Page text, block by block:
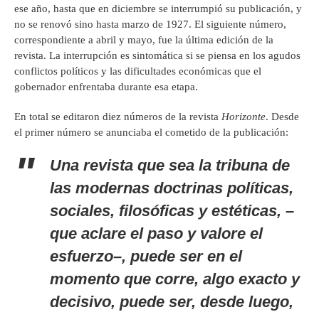
ese año, hasta que en diciembre se interrumpió su publicación, y
no se renovó sino hasta marzo de 1927. El siguiente número,
correspondiente a abril y mayo, fue la última edición de la
revista. La interrupción es sintomática si se piensa en los agudos
conflictos políticos y las dificultades económicas que el
gobernador enfrentaba durante esa etapa.
En total se editaron diez números de la revista Horizonte. Desde
el primer número se anunciaba el cometido de la publicación:
Una revista que sea la tribuna de
las modernas doctrinas políticas,
sociales, filosóficas y estéticas, –
que aclare el paso y valore el
esfuerzo–, puede ser en el
momento que corre, algo exacto y
decisivo, puede ser, desde luego,